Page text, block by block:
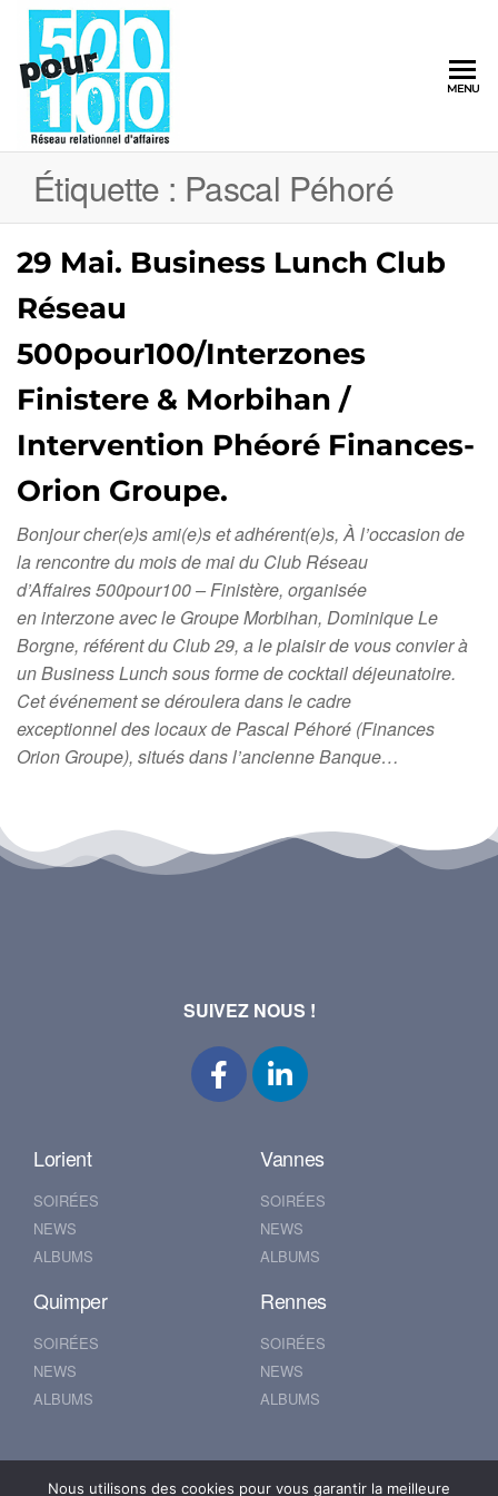
MENU
Étiquette : Pascal Péhoré
29 Mai. Business Lunch Club
Réseau
500pour100/Interzones
Finistere & Morbihan /
Intervention Phéoré Finances-
Orion Groupe.
Bonjour cher(e)s ami(e)s et adhérent(e)s, À l’occasion de
la rencontre du mois de mai du Club Réseau
d’Affaires 500pour100 – Finistère, organisée
en interzone avec le Groupe Morbihan, Dominique Le
Borgne, référent du Club 29, a le plaisir de vous convier à
un Business Lunch sous forme de cocktail déjeunatoire.
Cet événement se déroulera dans le cadre
exceptionnel des locaux de Pascal Péhoré (Finances
Orion Groupe), situés dans l’ancienne Banque…
SUIVEZ NOUS !
Lorient
SOIRÉES
NEWS
ALBUMS
Vannes
SOIRÉES
NEWS
ALBUMS
Quimper
SOIRÉES
NEWS
ALBUMS
Rennes
SOIRÉES
NEWS
ALBUMS
Nantes
Nous utilisons des cookies pour vous garantir la meilleure